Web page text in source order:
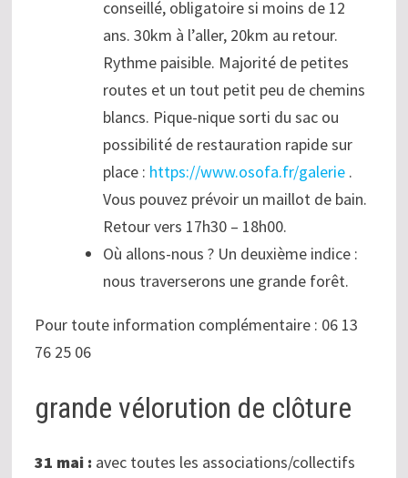
conseillé, obligatoire si moins de 12
ans. 30km à l’aller, 20km au retour.
Rythme paisible. Majorité de petites
routes et un tout petit peu de chemins
blancs. Pique-nique sorti du sac ou
possibilité de restauration rapide sur
place : https://www.osofa.fr/galerie .
Vous pouvez prévoir un maillot de bain.
Retour vers 17h30 – 18h00.
Où allons-nous ? Un deuxième indice :
nous traverserons une grande forêt.
Pour toute information complémentaire : 06 13
76 25 06
grande vélorution de clôture
31 mai : avec toutes les associations/collectifs